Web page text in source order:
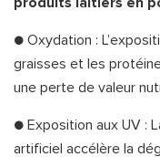
● Oxydation :
graisses et les
une perte de valeur
● Exposition aux UV :
artificiel accélère la